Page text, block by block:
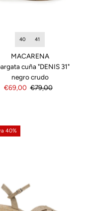
40 41
MACARENA
cuña "DENIS 31"
negro crudo
Precio
€69,00 Precio
€79,00
40%